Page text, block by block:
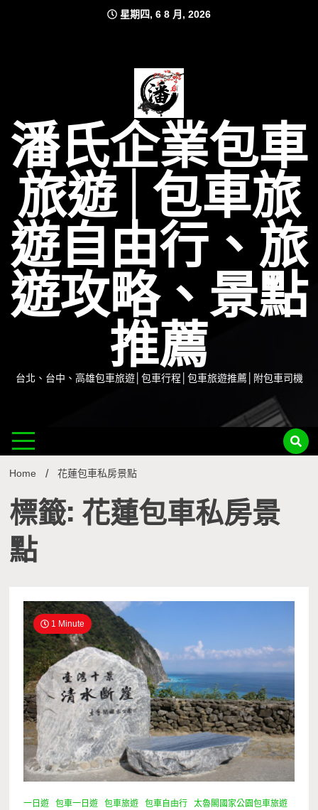
星期四, 6 8 月, 2026
潘氏企業包車
旅遊│包車旅
遊自由行、旅
遊攻略、景點
推薦
台北、台中、高雄包車旅遊│包車行程│包車旅遊推薦│附包車司機
Home 花蓮包車私房景點
標籤: 花蓮包車私房景
點
1 Minute
一日遊 包車一日遊 包車旅遊 包車自由行
太魯閣國家公園包車旅遊